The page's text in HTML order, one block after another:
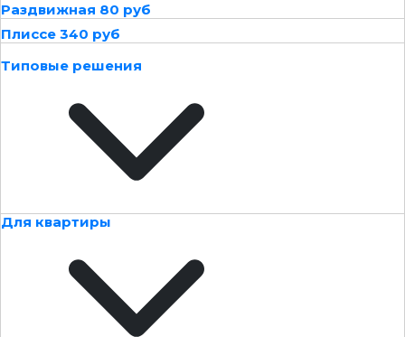
Раздвижная 80 руб
Плиссе 340 руб
Типовые решения
Для квартиры